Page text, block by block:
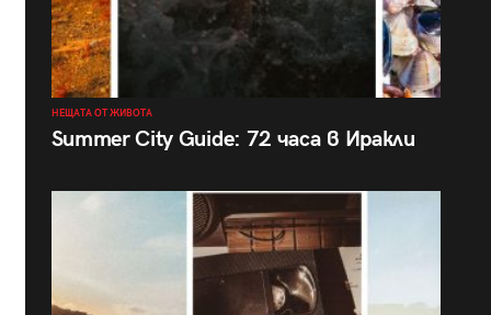
НЕЩАТА ОТ ЖИВОТА
Summer City Guide: 72 часа в Иракли